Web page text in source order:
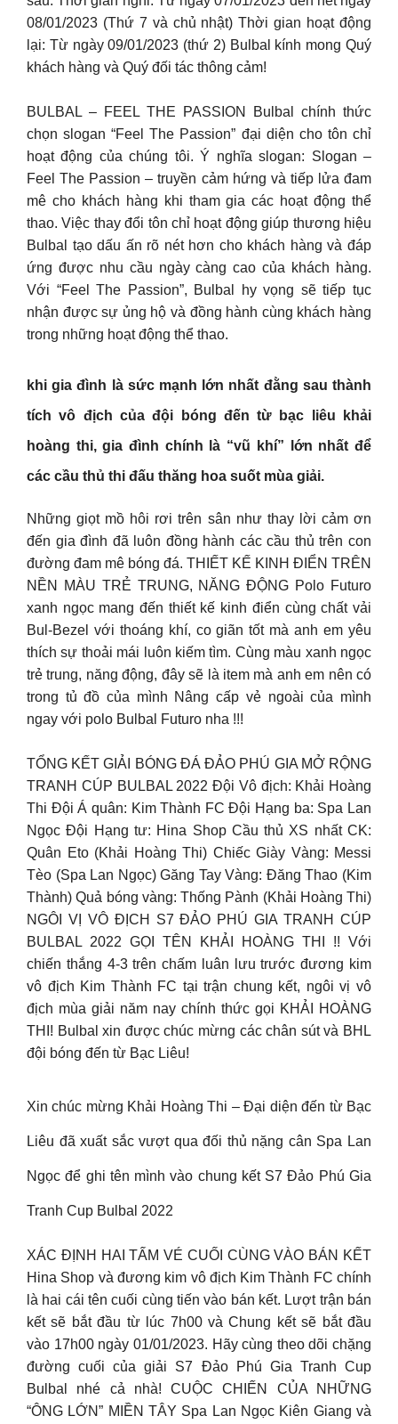
08/01/2023 (Thứ 7 và chủ nhật) Thời gian hoạt động
lại: Từ ngày 09/01/2023 (thứ 2) Bulbal kính mong Quý
khách hàng và Quý đối tác thông cảm!
BULBAL – FEEL THE PASSION Bulbal chính thức
chọn slogan “Feel The Passion” đại diện cho tôn chỉ
hoạt động của chúng tôi. Ý nghĩa slogan: Slogan –
Feel The Passion – truyền cảm hứng và tiếp lửa đam
mê cho khách hàng khi tham gia các hoạt động thể
thao. Việc thay đổi tôn chỉ hoạt động giúp thương hiệu
Bulbal tạo dấu ấn rõ nét hơn cho khách hàng và đáp
ứng được nhu cầu ngày càng cao của khách hàng.
Với “Feel The Passion”, Bulbal hy vọng sẽ tiếp tục
nhận được sự ủng hộ và đồng hành cùng khách hàng
trong những hoạt động thể thao.
khi gia đình là sức mạnh lớn nhất đằng sau thành
tích vô địch của đội bóng đến từ bạc liêu khải
hoàng thi, gia đình chính là “vũ khí” lớn nhất để
các cầu thủ thi đấu thăng hoa suốt mùa giải.
Những giọt mồ hôi rơi trên sân như thay lời cảm ơn
đến gia đình đã luôn đồng hành các cầu thủ trên con
đường đam mê bóng đá. THIẾT KẾ KINH ĐIỂN TRÊN
NỀN MÀU TRẺ TRUNG, NĂNG ĐỘNG Polo Futuro
xanh ngọc mang đến thiết kế kinh điển cùng chất vải
Bul-Bezel với thoáng khí, co giãn tốt mà anh em yêu
thích sự thoải mái luôn kiếm tìm. Cùng màu xanh ngọc
trẻ trung, năng động, đây sẽ là item mà anh em nên có
trong tủ đồ của mình Nâng cấp vẻ ngoài của mình
ngay với polo Bulbal Futuro nha !!!
TỔNG KẾT GIẢI BÓNG ĐÁ ĐẢO PHÚ GIA MỞ RỘNG
TRANH CÚP BULBAL 2022 Đội Vô địch: Khải Hoàng
Thi Đội Á quân: Kim Thành FC Đội Hạng ba: Spa Lan
Ngọc Đội Hạng tư: Hina Shop Cầu thủ XS nhất CK:
Quân Eto (Khải Hoàng Thi) Chiếc Giày Vàng: Messi
Tèo (Spa Lan Ngọc) Găng Tay Vàng: Đăng Thao (Kim
Thành) Quả bóng vàng: Thống Pành (Khải Hoàng Thi)
NGÔI VỊ VÔ ĐỊCH S7 ĐẢO PHÚ GIA TRANH CÚP
BULBAL 2022 GỌI TÊN KHẢI HOÀNG THI !! Với
chiến thắng 4-3 trên chấm luân lưu trước đương kim
vô địch Kim Thành FC tại trận chung kết, ngôi vị vô
địch mùa giải năm nay chính thức gọi KHẢI HOÀNG
THI! Bulbal xin được chúc mừng các chân sút và BHL
đội bóng đến từ Bạc Liêu!
Xin chúc mừng Khải Hoàng Thi – Đại diện đến từ Bạc
Liêu đã xuất sắc vượt qua đối thủ nặng cân Spa Lan
Ngọc để ghi tên mình vào chung kết S7 Đảo Phú Gia
Tranh Cup Bulbal 2022
XÁC ĐỊNH HAI TẤM VÉ CUỐI CÙNG VÀO BÁN KẾT
Hina Shop và đương kim vô địch Kim Thành FC chính
là hai cái tên cuối cùng tiến vào bán kết. Lượt trận bán
kết sẽ bắt đầu từ lúc 7h00 và Chung kết sẽ bắt đầu
vào 17h00 ngày 01/01/2023. Hãy cùng theo dõi chặng
đường cuối của giải S7 Đảo Phú Gia Tranh Cup
Bulbal nhé cả nhà! CUỘC CHIẾN CỦA NHỮNG
“ÔNG LỚN” MIỀN TÂY Spa Lan Ngọc Kiên Giang và